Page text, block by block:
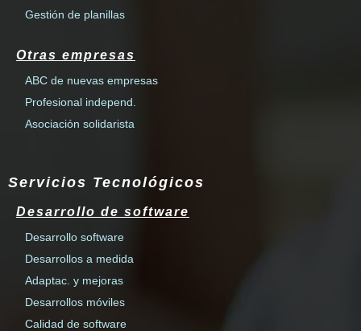
Gestión de planillas
Otras empresas
ABC de nuevas empresas
Profesional independ.
Asociación solidarista
Servicios Tecnológicos
Desarrollo de software
Desarrollo software
Desarrollos a medida
Adaptac. y mejoras
Desarrollos móviles
Calidad de software